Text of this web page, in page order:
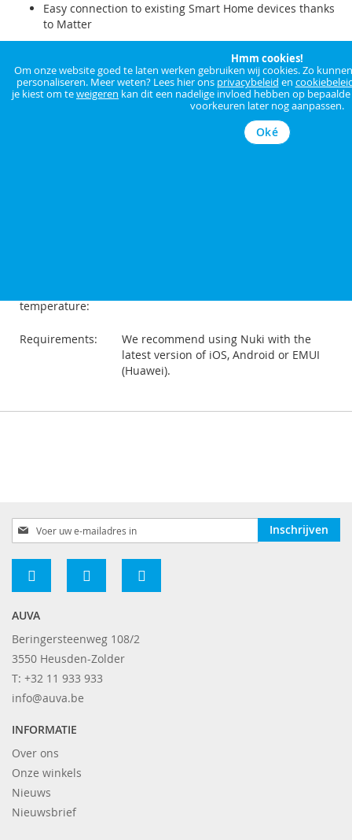
Hmm cookies!
Om onze website goed te laten werken gebruiken wij cookies. Zo
personaliseren. Meer weten? Lees hier ons privacybeleid en
je kiest om teweigeren kan dit een nadelige invloed hebben op
voorkeuren later nog aanpassen.
Oké
Easy connection to existing Smart Home devices thanks
to Matter
Product: Nuki Smart Lock (4th Generation)
temperature:
Requirements:
We recommend using Nuki with the
latest version of iOS, Android or EMUI
(Huawei).
Abonneer
u
op
onze
Inschrijven
AUVA
Beringersteenweg 108/2
3550 Heusden-Zolder
T: +32 11 933 933
info@auva.be
INFORMATIE
Over ons
Onze winkels
Nieuws
Nieuwsbrief